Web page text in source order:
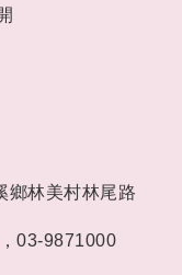
鄉林美村林尾路
03-9871000